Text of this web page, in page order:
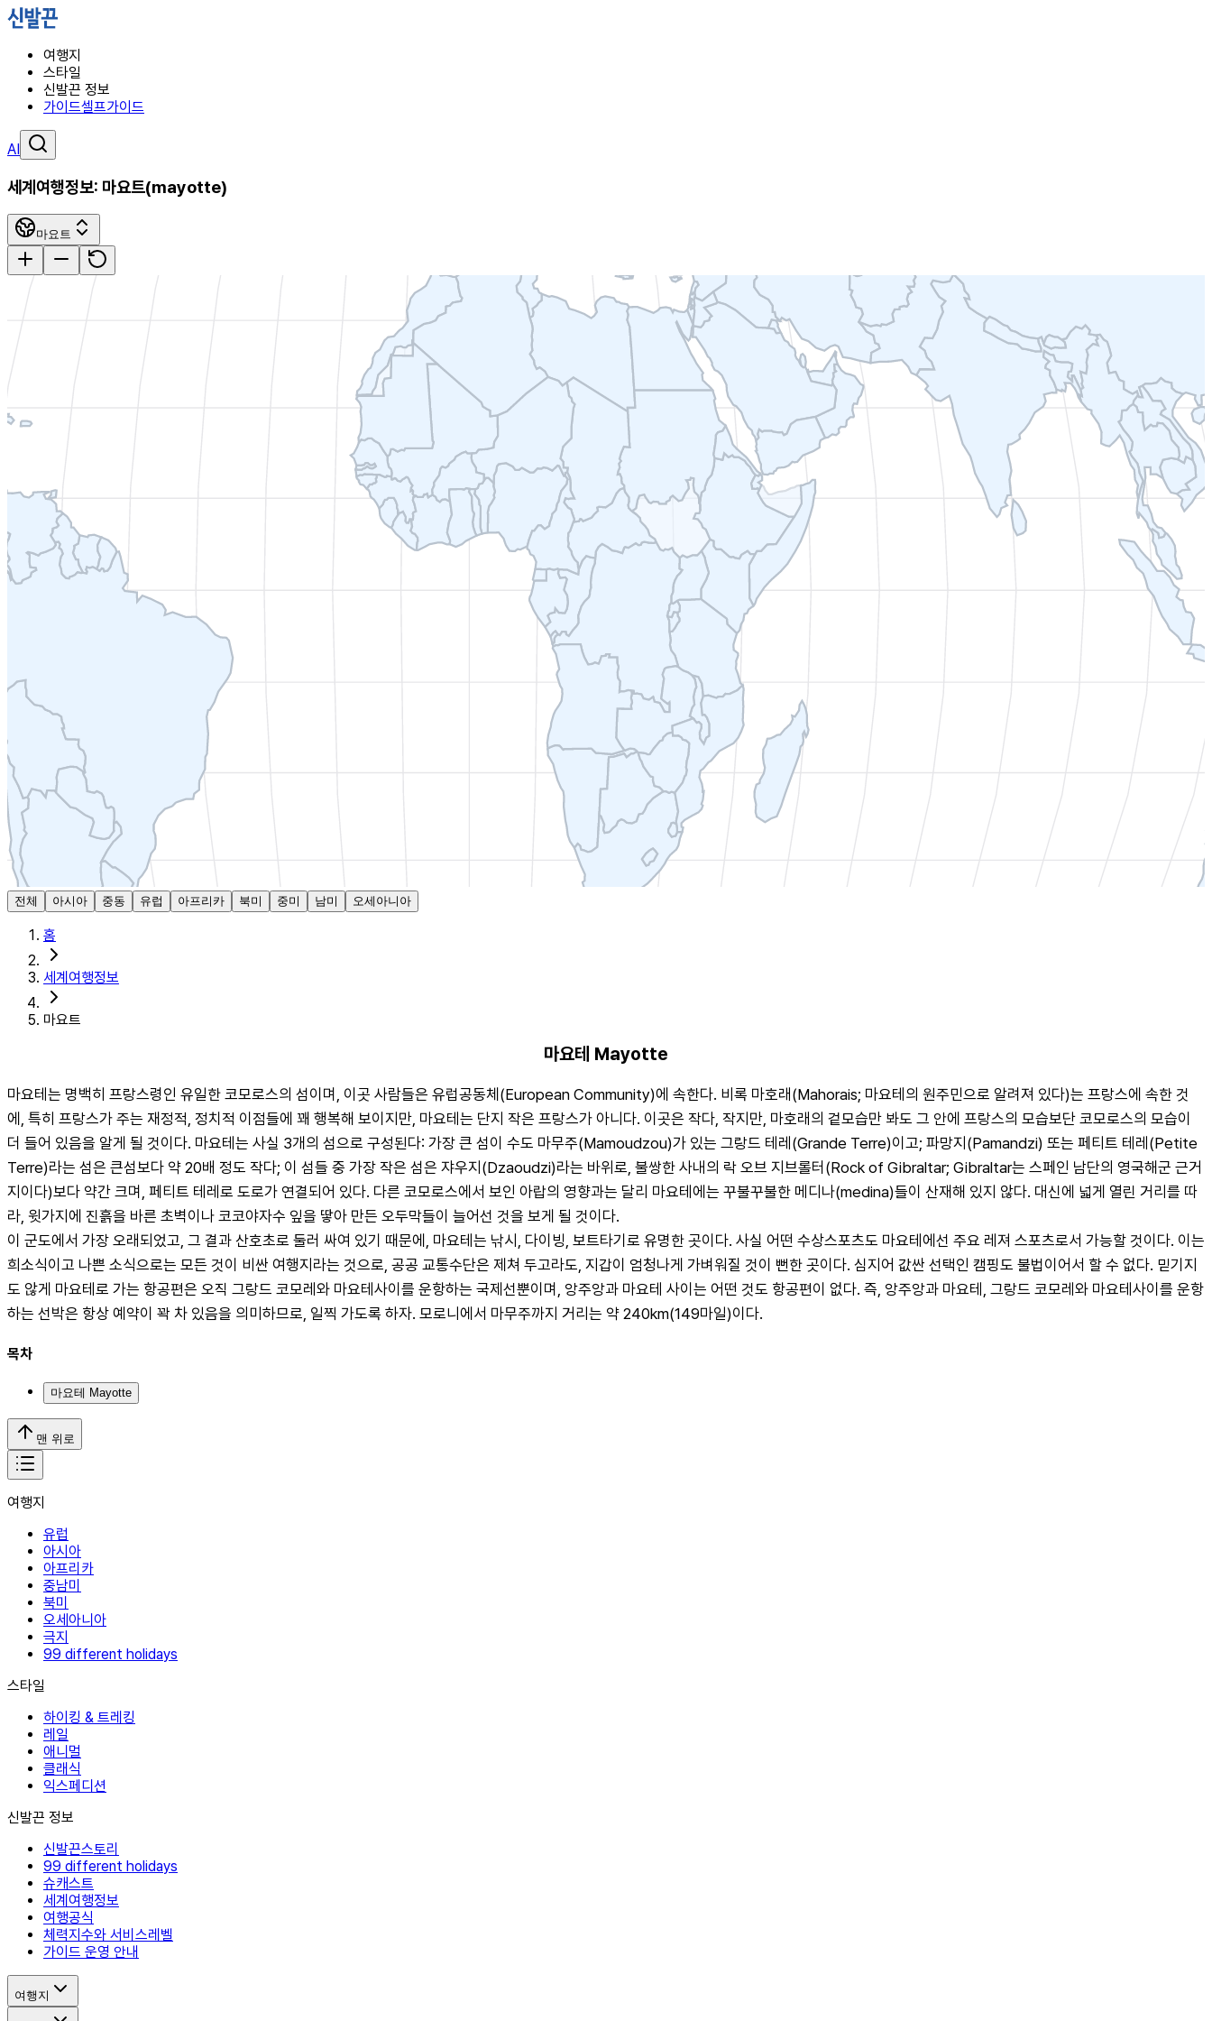
여행지
스타일
신발끈 정보
가이드셀프가이드
AI
세계여행정보: 마요트(mayotte)
마요트
전체 아시아 중동 유럽 아프리카 북미 중미 남미 오세아니아
홈
세계여행정보
마요트
마요테 Mayotte
마요테는 명백히 프랑스령인 유일한 코모로스의 섬이며, 이곳 사람들은 유럽공동체(European Community)에 속한다. 비록 마호래(Mahorais; 마요테의 원주민으로 알려져 있다)는 프랑스에 속한 것
에, 특히 프랑스가 주는 재정적, 정치적 이점들에 꽤 행복해 보이지만, 마요테는 단지 작은 프랑스가 아니다. 이곳은 작다, 작지만, 마호래의 겉모습만 봐도 그 안에 프랑스의 모습보단 코모로스의 모습이
더 들어 있음을 알게 될 것이다. 마요테는 사실 3개의 섬으로 구성된다: 가장 큰 섬이 수도 마무주(Mamoudzou)가 있는 그랑드 테레(Grande Terre)이고; 파망지(Pamandzi) 또는 페티트 테레(Petite
Terre)라는 섬은 큰섬보다 약 20배 정도 작다; 이 섬들 중 가장 작은 섬은 쟈우지(Dzaoudzi)라는 바위로, 불쌍한 사내의 락 오브 지브롤터(Rock of Gibraltar; Gibraltar는 스페인 남단의 영국해군 근거
지이다)보다 약간 크며, 페티트 테레로 도로가 연결되어 있다. 다른 코모로스에서 보인 아랍의 영향과는 달리 마요테에는 꾸불꾸불한 메디나(medina)들이 산재해 있지 않다. 대신에 넓게 열린 거리를 따
라, 윗가지에 진흙을 바른 초벽이나 코코야자수 잎을 땋아 만든 오두막들이 늘어선 것을 보게 될 것이다.
이 군도에서 가장 오래되었고, 그 결과 산호초로 둘러 싸여 있기 때문에, 마요테는 낚시, 다이빙, 보트타기로 유명한 곳이다. 사실 어떤 수상스포츠도 마요테에선 주요 레져 스포츠로서 가능할 것이다. 이는
희소식이고 나쁜 소식으로는 모든 것이 비싼 여행지라는 것으로, 공공 교통수단은 제쳐 두고라도, 지갑이 엄청나게 가벼워질 것이 뻔한 곳이다. 심지어 값싼 선택인 캠핑도 불법이어서 할 수 없다. 믿기지
도 않게 마요테로 가는 항공편은 오직 그랑드 코모레와 마요테사이를 운항하는 국제선뿐이며, 앙주앙과 마요테 사이는 어떤 것도 항공편이 없다. 즉, 앙주앙과 마요테, 그랑드 코모레와 마요테사이를 운항
하는 선박은 항상 예약이 꽉 차 있음을 의미하므로, 일찍 가도록 하자. 모로니에서 마무주까지 거리는 약 240km(149마일)이다.
목차
마요테 Mayotte
맨 위로
여행지
유럽
아시아
아프리카
중남미
북미
오세아니아
극지
99 different holidays
스타일
하이킹 & 트레킹
레일
애니멀
클래식
익스페디션
신발끈 정보
신발끈스토리
99 different holidays
슈캐스트
세계여행정보
여행공식
체력지수와 서비스레벨
가이드 운영 안내
여행지